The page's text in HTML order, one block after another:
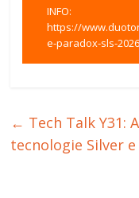
INFO:
https://
e-paradox-sls-
← Tech Talk Y31:
tecnologie Silver e